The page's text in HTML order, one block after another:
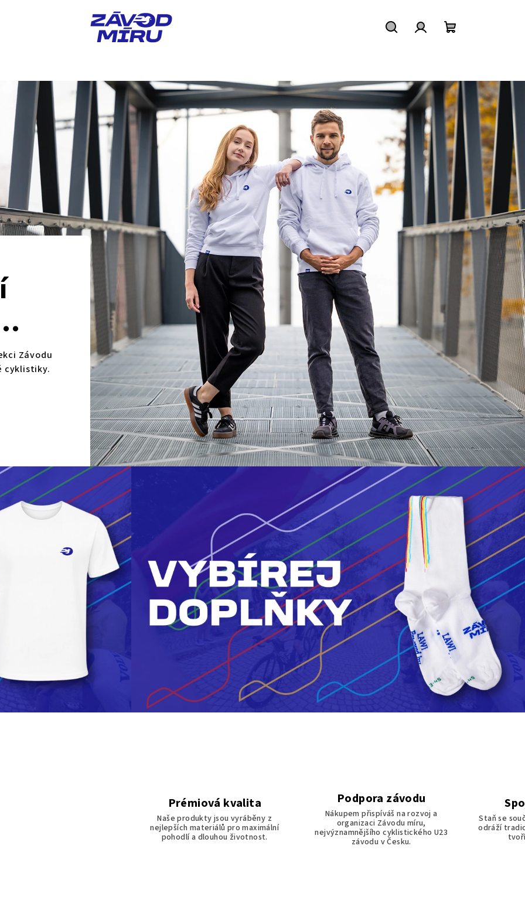
košík
Závodu
cyklistiky.
Prémiová kvalita
Naše produkty jsou vyráběny z
nejlepších materiálů pro maximální
pohodlí a dlouhou životnost.
Podpora závodu
Nákupem přispíváš na rozvoj a
organizaci Závodu míru,
nejvýznamnějšího cyklistického U23
závodu v Česku.
Staň se
odráží